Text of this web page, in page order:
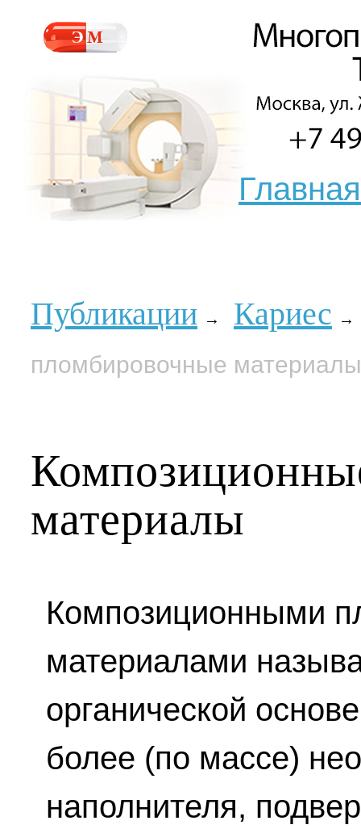
Главная
Публикации → Кариес →
пломбировочные материалы
материалы
Композиционными
материалами
органической
более (по массе)
наполнителя,